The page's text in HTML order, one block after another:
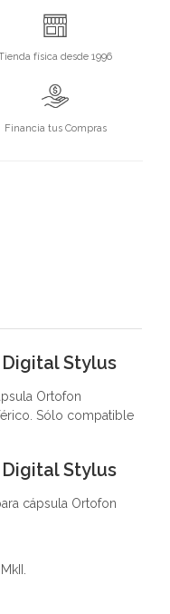
física desde 1996
Financia tus Compras
Stylus
Ortofon
Sólo compatible
Stylus
cápsula Ortofon